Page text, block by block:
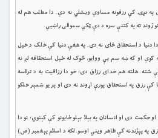
په نړۍ کې رزقونه مساوي ويشلي نه دي. دا مطلب هم له
ژوند ته په کتنې سره د دې ټکي سموالی راښيي.
دنيا د استحقاق ځای نه دی. په هغې دنيا کې خلک د خپل
کوي او که ښه سم يې ووايو، څوک له خپل استحقاقه لږ نه
شته. هلته هم خدای رزاق دی؛ خو دا رزاقيت به د ترلاسه
رزق په استحقاق پورې اړوند نه دی او پر يو شمېر خلکو
دی او انسانان په بېلا بېلو ځايونو کې کېنوي؛ نو دا
په پېژندنه کې ظاهر ويني اوسو. لکه د اسلام پېغمبر (ص)